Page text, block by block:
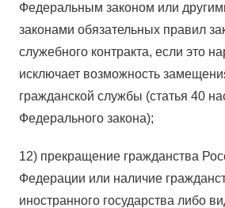
Федеральным законом или
законами обязательных правил
служебного контракта, если это
исключает возможность
гражданской службы (статья 40
Федерального закона);
12) прекращение гражданства
Федерации или наличие
иностранного государства либо